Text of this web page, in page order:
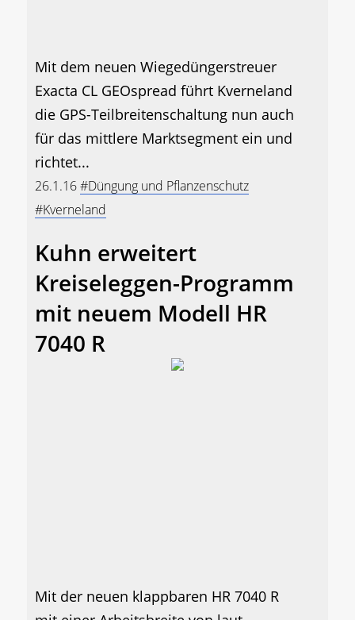
Mit dem neuen Wiegedüngerstreuer
Exacta CL GEOspread führt Kverneland
die GPS-Teilbreitenschaltung nun auch
für das mittlere Marktsegment ein und
richtet...
26.1.16#Düngung und Pflanzenschutz
#Kverneland
Kuhn erweitert
Kreiseleggen-Programm
mit neuem Modell HR
7040 R
Mit der neuen klappbaren HR 7040 R